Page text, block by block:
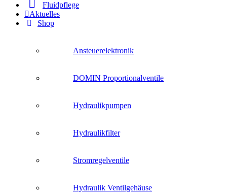
Fluidpflege
Aktuelles
Shop
Ansteuerelektronik
DOMIN Proportionalventile
Hydraulikpumpen
Hydraulikfilter
Stromregelventile
Hydraulik Ventilgehäuse